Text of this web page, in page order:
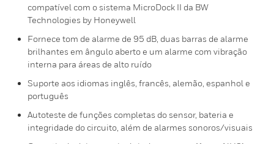
compatível com o sistema MicroDock II da BW
Technologies by Honeywell
Fornece tom de alarme de 95 dB, duas barras de alarme
brilhantes em ângulo aberto e um alarme com vibração
interna para áreas de alto ruído
Suporte aos idiomas inglês, francês, alemão, espanhol e
português
Autoteste de funções completas do sensor, bateria e
integridade do circuito, além de alarmes sonoros/visuais